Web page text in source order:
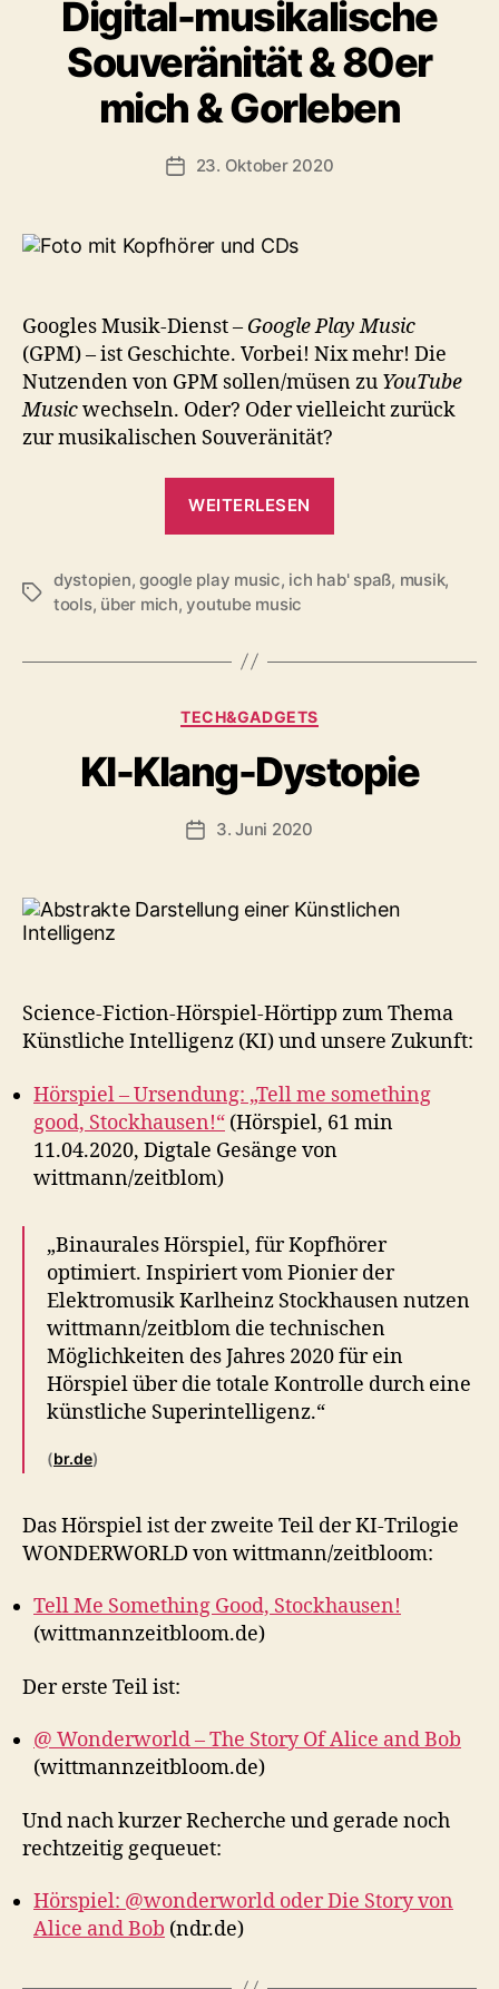
Digital-musikalische
Souveränität & 80er
mich & Gorleben
Veröffentlichungsdatum
23. Oktober 2020
Googles Musik-Dienst – Google Play Music
(GPM) – ist Geschichte. Vorbei! Nix mehr! Die
Nutzenden von GPM sollen/müsen zu YouTube
Musicwechseln. Oder? Oder vielleicht zurück
zur musikalischen Souveränität?
WEITERLESEN
&
&
Schlagwörter
dystopien,google play music, ich hab' spaß, musik,
tools, über mich,youtube music
Kategorien
TECH&GADGETS
KI-Klang-Dystopie
Veröffentlichungsdatum
3. Juni 2020
Science-Fiction-Hörspiel-Hörtipp zum Thema
Künstliche Intelligenz (KI) und unsere Zukunft:
Hörspiel – Ursendung: „Tell me something
good, Stockhausen!“ (Hörspiel, 61 min
11.04.2020, Digtale Gesänge von
wittmann/zeitblom)
„Binaurales Hörspiel, für Kopfhörer
optimiert. Inspiriert vom Pionier der
Elektromusik Karlheinz Stockhausen nutzen
wittmann/zeitblom die technischen
Möglichkeiten des Jahres 2020 für ein
Hörspiel über die totale Kontrolle durch eine
künstliche Superintelligenz.“
(br.de)
Das Hörspiel ist der zweite Teil der KI-Trilogie
WONDERWORLD von wittmann/zeitbloom:
Tell Me Something Good, Stockhausen!
(wittmannzeitbloom.de)
Der erste Teil ist:
@ Wonderworld – The Story Of Alice and Bob
(wittmannzeitbloom.de)
Und nach kurzer Recherche und gerade noch
rechtzeitig gequeuet:
Hörspiel: @wonderworld oder Die Story von
Alice and Bob (ndr.de)